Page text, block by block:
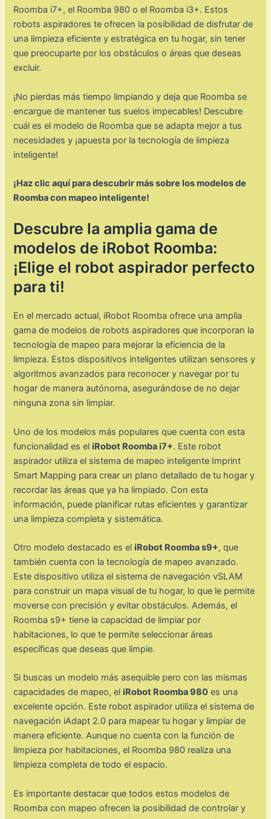
Roomba i7+, el Roomba 980 o el Roomba i3+. Estos
robots aspiradores te ofrecen la posibilidad de disfrutar de
una limpieza eficiente y estratégica en tu hogar, sin tener
que preocuparte por los obstáculos o áreas que deseas
excluir.
¡No pierdas más tiempo limpiando y deja que Roomba se
encargue de mantener tus suelos impecables! Descubre
cuál es el modelo de Roomba que se adapta mejor a tus
necesidades y ¡apuesta por la tecnología de limpieza
inteligente!
¡Haz clic aquí para descubrir más sobre los modelos de
Roomba con mapeo inteligente!
Descubre la amplia gama de
modelos de iRobot Roomba:
¡Elige el robot aspirador perfecto
para ti!
En el mercado actual, iRobot Roomba ofrece una amplia
gama de modelos de robots aspiradores que incorporan la
tecnología de mapeo para mejorar la eficiencia de la
limpieza. Estos dispositivos inteligentes utilizan sensores y
algoritmos avanzados para reconocer y navegar por tu
hogar de manera autónoma, asegurándose de no dejar
ninguna zona sin limpiar.
Uno de los modelos más populares que cuenta con esta
funcionalidad es el iRobot Roomba i7+. Este robot
aspirador utiliza el sistema de mapeo inteligente Imprint
Smart Mapping para crear un plano detallado de tu hogar y
recordar las áreas que ya ha limpiado. Con esta
información, puede planificar rutas eficientes y garantizar
una limpieza completa y sistemática.
Otro modelo destacado es el iRobot Roomba s9+, que
también cuenta con la tecnología de mapeo avanzado.
Este dispositivo utiliza el sistema de navegación vSLAM
para construir un mapa visual de tu hogar, lo que le permite
moverse con precisión y evitar obstáculos. Además, el
Roomba s9+ tiene la capacidad de limpiar por
habitaciones, lo que te permite seleccionar áreas
específicas que deseas que limpie.
Si buscas un modelo más asequible pero con las mismas
capacidades de mapeo, el iRobot Roomba 980 es una
excelente opción. Este robot aspirador utiliza el sistema de
navegación iAdapt 2.0 para mapear tu hogar y limpiar de
manera eficiente. Aunque no cuenta con la función de
limpieza por habitaciones, el Roomba 980 realiza una
limpieza completa de todo el espacio.
Es importante destacar que todos estos modelos de
Roomba con mapeo ofrecen la posibilidad de controlar y